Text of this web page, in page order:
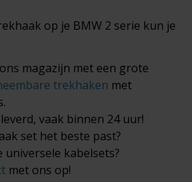
op je BMW 2 serie kun je
magazijn met een grote
trekhaken met
vaak binnen 24 uur!
set het beste past?
universele kabelsets?
met ons op!